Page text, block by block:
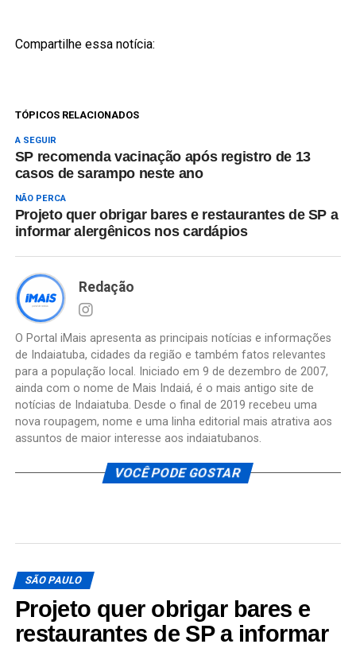
Compartilhe essa notícia:
TÓPICOS RELACIONADOS
A SEGUIR
SP recomenda vacinação após registro de 13
casos de sarampo neste ano
NÃO PERCA
Projeto quer obrigar bares e restaurantes de SP a
informar alergênicos nos cardápios
Redação
O Portal iMais apresenta as principais notícias e informações
de Indaiatuba, cidades da região e também fatos relevantes
para a população local. Iniciado em 9 de dezembro de 2007,
ainda com o nome de Mais Indaiá, é o mais antigo site de
notícias de Indaiatuba. Desde o final de 2019 recebeu uma
nova roupagem, nome e uma linha editorial mais atrativa aos
assuntos de maior interesse aos indaiatubanos.
VOCÊ PODE GOSTAR
SÃO PAULO
Projeto quer obrigar bares e
restaurantes de SP a informar